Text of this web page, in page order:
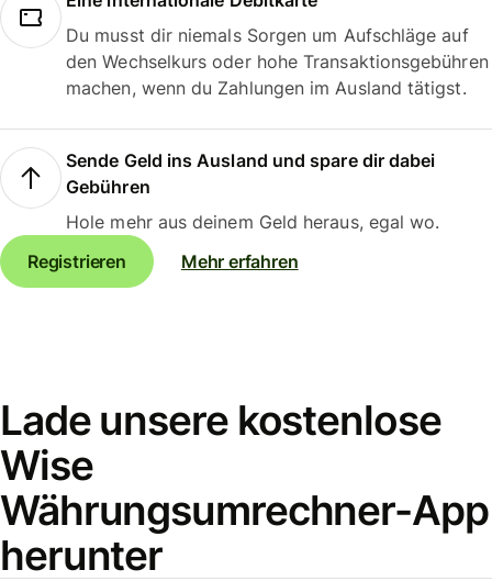
Du musst dir niemals Sorgen um Aufschläge auf
den Wechselkurs oder hohe Transaktionsgebühren
machen, wenn du Zahlungen im Ausland tätigst.
Sende Geld ins Ausland und spare dir dabei
Gebühren
Hole mehr aus deinem Geld heraus, egal wo.
Registrieren
Mehr erfahren
Lade unsere kostenlose
Wise
Währungsumrechner-App
herunter